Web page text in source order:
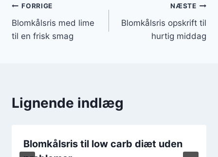
Indlægsnavigation
FORRIGE
Blomkålsris med lime
til en frisk smag
NÆSTE
Blomkålsris opskrift til
hurtig middag
Lignende indlæg
Blomkålsris til low carb diæt uden